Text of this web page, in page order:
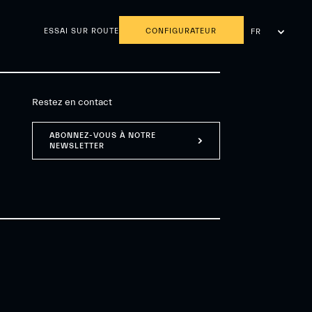
ESSAI SUR ROUTE CONFIGURATEUR
FR
Restez en contact
ABONNEZ-VOUS À NOTRE
NEWSLETTER